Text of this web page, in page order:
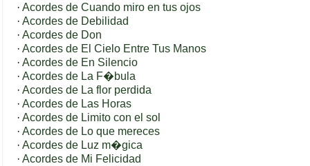
· Acordes de Cuando miro en tus ojos
· Acordes de Debilidad
· Acordes de Don
· Acordes de El Cielo Entre Tus Manos
· Acordes de En Silencio
· Acordes de La F�bula
· Acordes de La flor perdida
· Acordes de Las Horas
· Acordes de Limito con el sol
· Acordes de Lo que mereces
· Acordes de Luz m�gica
· Acordes de Mi Felicidad